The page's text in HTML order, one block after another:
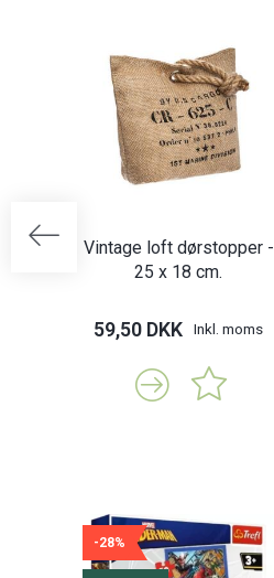
Vintage loft dørstopper -
25 x 18 cm.
59,50 DKK Inkl. moms
-28%